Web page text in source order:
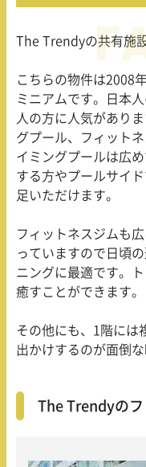
The Trendyの共有施
こちらの物件は2008
ミニアムです。日本
人の方に人気があり
グプール、フィット
イミングプールは広
する方やプールサイ
足いただけます。
フィットネスジムも
っていますので日頃
ニングに最適です。
癒すことができます。
その他にも、 1 階には
出かけするのが面倒
The Trendyのフ